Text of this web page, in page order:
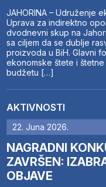
JAHORINA – Udruženje
Uprava za indirektno
dvodnevni skup na
sa ciljem da se dublje
proizvoda u BiH. Glavni
ekonomske štete i
budžetu […]
AKTIVNOSTI
22. Juna 2026.
NAGRADNI
ZAVRŠEN:
OBJAVE